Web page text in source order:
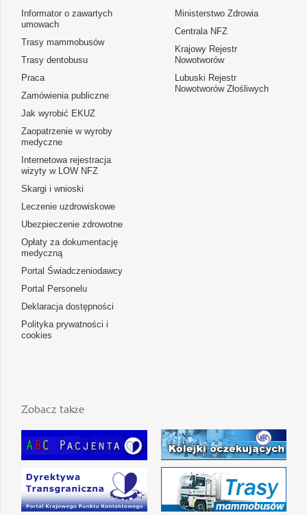
Informator o zawartych
umowach
Trasy mammobusów
Trasy dentobusu
Praca
Zamówienia publiczne
Jak wyrobić EKUZ
Zaopatrzenie w wyroby
medyczne
Internetowa rejestracja
wizyty w LOW NFZ
Skargi i wnioski
Leczenie uzdrowiskowe
Ubezpieczenie zdrowotne
Opłaty za dokumentację
medyczną
Portal Świadczeniodawcy
Portal Personelu
Deklaracja dostępności
Polityka prywatności i
cookies
Ministerstwo Zdrowia
Centrala NFZ
Krajowy Rejestr
Nowotworów
Lubuski Rejestr
Nowotworów Złośliwych
Zobacz także